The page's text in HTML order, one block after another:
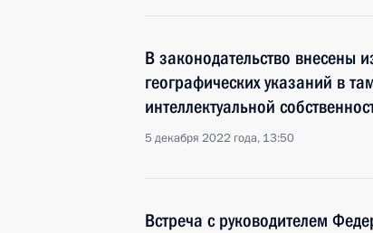
В законодательство внесены
географических указаний в
интеллектуальной
5 декабря 2022 года, 13:50
Встреча с руководителем